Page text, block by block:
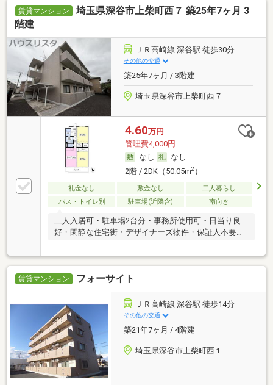
賃貸マンション
埼玉県深谷市上柴町西７ 築25年7ヶ月 3
階建
ＪＲ高崎線 深谷駅 徒歩30分
その他の交通
築25年7ヶ月 / 3階建
埼玉県深谷市上柴町西７
4.60万円
管理費4,000円
なし
なし
2階 / 2DK（50.05m2）
礼金なし 敷金なし
二人暮らし
バス・トイレ別
駐車場(近隣含) 南向き
二人入居可・駐車場2台分・事務所使用可・日当り良
好・閑静な住宅街・デザイナーズ物件・保証人不要／
賃貸マンション フォーサイト
ＪＲ高崎線 深谷駅 徒歩14分
その他の交通
築21年7ヶ月 / 4階建
埼玉県深谷市上柴町西１